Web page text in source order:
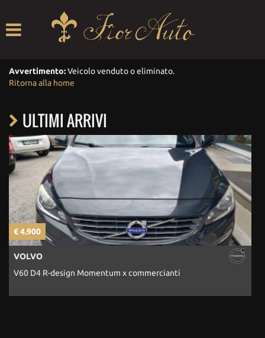
ACQUISTIAMO USATO
ASSISTENZA
CONTRIBUTI
CONTATTI
Avvertimento:Veicolo venduto o eliminato.
Ritorna alla home
ULTIMI ARRIVI
€ 21.500
VOLKSWAGEN
Passat 2.0 TDI SCR 190 CV 4MOTION DSG Executive BMT